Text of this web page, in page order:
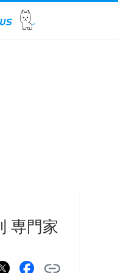
専門家